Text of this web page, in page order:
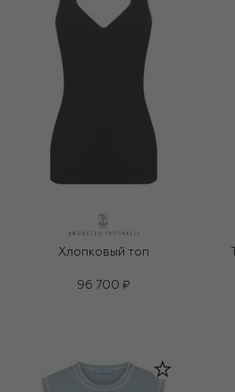
Хлопковый топ
96 700 ₽